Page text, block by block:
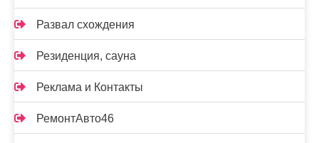
Развал схождения
Резиденция, сауна
Реклама и Контакты
РемонтАвто46